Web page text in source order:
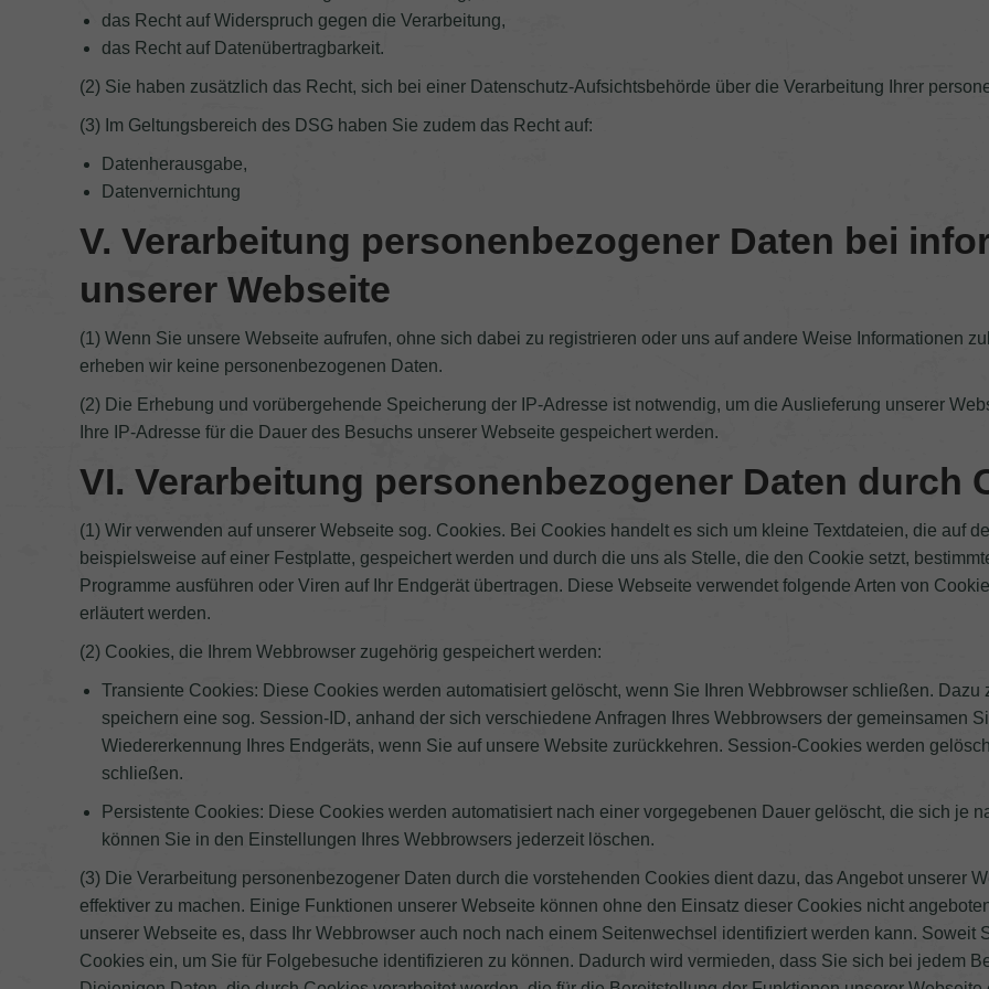
das Recht auf Widerspruch gegen die Verarbeitung,
das Recht auf Datenübertragbarkeit.
(2) Sie haben zusätzlich das Recht, sich bei einer Datenschutz-Aufsichtsbehörde über die Verarbeitung Ihrer
(3) Im Geltungsbereich des DSG haben Sie zudem das Recht auf:
Datenherausgabe,
Datenvernichtung
V. Verarbeitung personenbezogener Daten bei
unserer Webseite
(1) Wenn Sie unsere Webseite aufrufen, ohne sich dabei zu registrieren oder uns auf andere Weise Informationen
erheben wir keine personenbezogenen Daten.
(2) Die Erhebung und vorübergehende Speicherung der IP-Adresse ist notwendig, um die Auslieferung unserer
Ihre IP-Adresse für die Dauer des Besuchs unserer Webseite gespeichert werden.
VI. Verarbeitung personenbezogener Daten durch
(1) Wir verwenden auf unserer Webseite sog. Cookies. Bei Cookies handelt es sich um kleine Textdateien, die auf
beispielsweise auf einer Festplatte, gespeichert werden und durch die uns als Stelle, die den Cookie setzt,
Programme ausführen oder Viren auf Ihr Endgerät übertragen. Diese Webseite verwendet folgende Arten von
erläutert werden.
(2) Cookies, die Ihrem Webbrowser zugehörig gespeichert werden:
Transiente Cookies: Diese Cookies werden automatisiert gelöscht, wenn Sie Ihren Webbrowser schließen.
speichern eine sog. Session-ID, anhand der sich verschiedene Anfragen Ihres Webbrowsers der gemeinsamen
Wiedererkennung Ihres Endgeräts, wenn Sie auf unsere Website zurückkehren. Session-Cookies werden
schließen.
Persistente Cookies: Diese Cookies werden automatisiert nach einer vorgegebenen Dauer gelöscht, die sich je
können Sie in den Einstellungen Ihres Webbrowsers jederzeit löschen.
(3) Die Verarbeitung personenbezogener Daten durch die vorstehenden Cookies dient dazu, das Angebot unserer
effektiver zu machen. Einige Funktionen unserer Webseite können ohne den Einsatz dieser Cookies nicht
unserer Webseite es, dass Ihr Webbrowser auch noch nach einem Seitenwechsel identifiziert werden kann. Soweit
Cookies ein, um Sie für Folgebesuche identifizieren zu können. Dadurch wird vermieden, dass Sie sich bei jedem